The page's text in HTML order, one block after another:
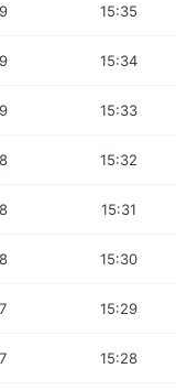
15:35
15:34
15:33
15:32
15:31
15:30
15:29
15:28